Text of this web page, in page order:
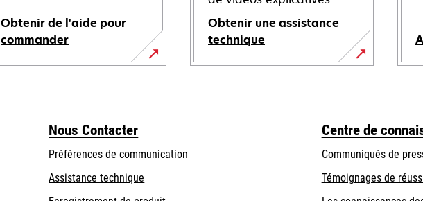
Obtenir de l'aide pour
commander
Obtenir une assistance
technique
s’ouvre
Nous Contacter
Préférences de communication
s’ouvre
dans
Assistance technique
dans
Centre de
Communiqués de
Témoignages de